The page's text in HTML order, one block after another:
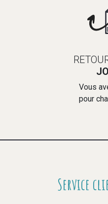
Vous
pour
Service